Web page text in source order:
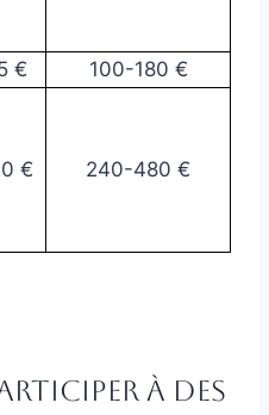
€
100-180 €
€ 240-480 €
à des